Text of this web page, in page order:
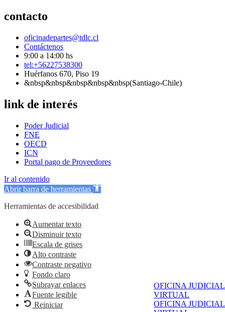
OFICINA JUDICIAL
VIRTUAL
OFICINA JUDICIAL
contacto
oficinadepartes@tdlc.cl
Contáctenos
9:00 a 14:00 hs
tel:+56227538300
Huérfanos 670, Piso 19
&nbsp&nbsp&nbsp&nbsp&nbsp(Santiago-Chile)
link de interés
Poder Judicial
FNE
OECD
ICN
Portal pago de Proveedores
Ir al contenido
Abrir barra de herramientas
Herramientas de accesibilidad
Aumentar texto
Disminuir texto
Escala de grises
Alto contraste
Contraste negativo
Fondo claro
Subrayar enlaces
Fuente legible
Reiniciar